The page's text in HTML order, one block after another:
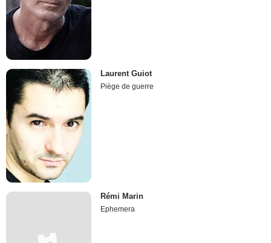
Laurent Guiot
Piège de guerre
Rémi Marin
Ephemera